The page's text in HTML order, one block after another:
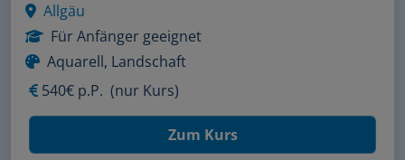
Allgäu
Für Anfänger geeignet
Aquarell, Landschaft
540€ p.P. (nur Kurs)
Zum Kurs